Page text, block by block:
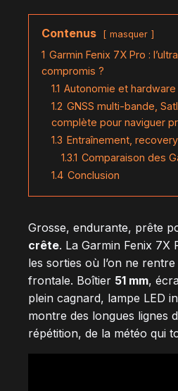
Contenus masquer
1 Garmin Fenix 7X Pro :
compromis ?
1.1 Autonomie et hardware
1.2 GNSS multi-bande,
complète pour naviguer
1.3 Entraînement,
1.3.1 Comparaison des
1.4 Conclusion
Grosse, endurante, prête
crête. La Garmin Fenix 7X
les sorties où l’on ne
frontale. Boîtier 51 mm,
plein cagnard, lampe LED
montre des longues lignes
répétition, de la météo qui